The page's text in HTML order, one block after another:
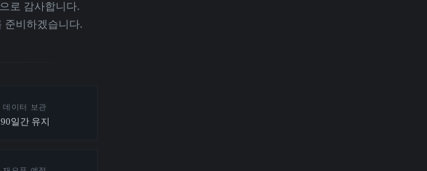
로 감사합니다.
준비하겠습니다.
데이터 보관
90일간 유지